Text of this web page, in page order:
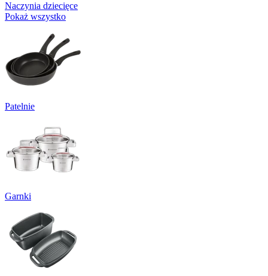
Naczynia dziecięce
Pokaż wszystko
Patelnie
Garnki